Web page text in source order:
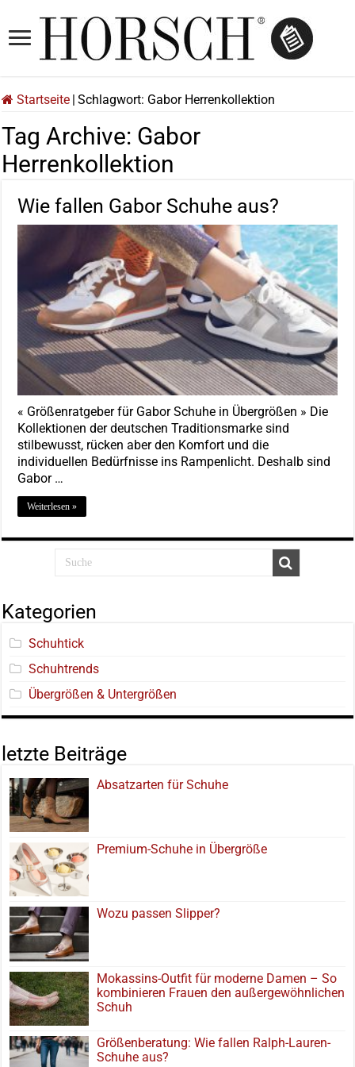
Startseite Schlagwort: Gabor Herrenkollektion
Tag Archive: Gabor
Herrenkollektion
Wie fallen Gabor Schuhe aus?
« Größenratgeber für Gabor Schuhe in Übergrößen » Die
Kollektionen der deutschen Traditionsmarke sind
stilbewusst, rücken aber den Komfort und die
individuellen Bedürfnisse ins Rampenlicht. Deshalb sind
Gabor …
Weiterlesen »
Kategorien
Schuhtick
Schuhtrends
Übergrößen & Untergrößen
letzte Beiträge
Absatzarten für Schuhe
Premium-Schuhe in Übergröße
Wozu passen Slipper?
Mokassins-Outfit für moderne Damen – So
kombinieren Frauen den außergewöhnlichen
Schuh
Größenberatung: Wie fallen Ralph-Lauren-
Schuhe aus?